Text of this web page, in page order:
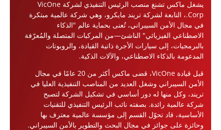
يشغل ماكس تشنغ منصب الرئيس التنفيذي لشركة VicOne
Corp.، التابعة لشركة تريند مايكرو، وهي شركة عالمية مبتكرة
في مجال الأمن السيبراني، تُعنى بحماية عالم "الذكاء
الاصطناعي الفيزيائي" الناشئ—من المركبات المتصلة والمُعرّفة
بالبرمجيات، إلى سيارات الأجرة ذاتية القيادة، والروبوتات
المدعومة بالذكاء الاصطناعي، والآلات الذكية.
قبل قيادة VicOne، قضى ماكس أكثر من 20 عامًا في مجال
الأمن السيبراني وشغل العديد من المناصب التنفيذية العليا في
تريند، وكل منها له دور أساسي في تشكيل الشركة لتصبح
شركة عالمية رائدة. بصفته نائب الرئيس التنفيذي للتقنيات
الأساسية، قاد تحوّل القسم إلى مؤسسة عالمية معترف بها
وحائزة على جوائز في مجال البحث والتطوير بالأمن السيبراني.